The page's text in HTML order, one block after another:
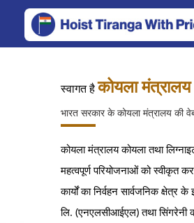
स्वागत हैकोयला मंत्रालय
भारत सरकार के कोयला मंत्रालय की
कोयला मंत्रालय कोयला तथा
महत्वपूर्ण परियोजनाओं को स्वीकृत
कार्यों का निर्वहन सार्वजनिक
लि. (एनएलसीआईएल) तथा सिंगरेनी